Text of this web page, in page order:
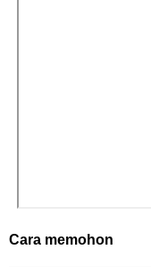
Cara memohon